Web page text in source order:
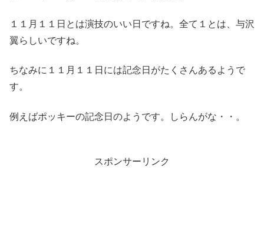
１１月１１日とは演技のいい日ですね。全て１とは、与沢
翼らしいですね。
ちなみに１１月１１日には記念日がたくさんあるようで
す。
例えばポッキーの記念日のようです。しらんがな・・。
スポンサーリンク